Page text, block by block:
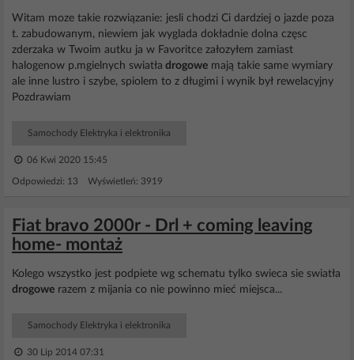
Witam moze takie rozwiązanie: jesli chodzi Ci dardziej o jazde poza
t. zabudowanym, niewiem jak wyglada dokładnie dolna częsc
zderzaka w Twoim autku ja w Favoritce załozyłem zamiast
halogenow p.mgielnych swiatła drogowe mają takie same wymiary
ale inne lustro i szybe, spiolem to z długimi i wynik był rewelacyjny
Pozdrawiam
Samochody Elektryka i elektronika
06 Kwi 2020 15:45
Odpowiedzi: 13 Wyświetleń: 3919
Fiat bravo 2000r - Drl + coming leaving
home- montaż
Kolego wszystko jest podpiete wg schematu tylko swieca sie swiatła
drogowe razem z mijania co nie powinno mieć miejsca...
Samochody Elektryka i elektronika
30 Lip 2014 07:31